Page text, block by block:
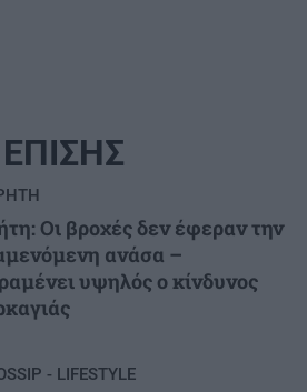
Οι βροχές δεν έφεραν την
ανάσα –
υψηλός ο κίνδυνος
- LIFESTYLE